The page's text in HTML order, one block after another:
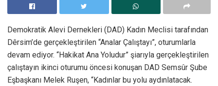
Demokratik Alevi Dernekleri (DAD) Kadın Meclisi tarafından
Dêrsim’de gerçekleştirilen “Analar Çalıştayı”, oturumlarla
devam ediyor. “Hakikat Ana Yoludur” şiarıyla gerçekleştirilen
çalıştayın ikinci oturumu öncesi konuşan DAD Semsûr Şube
Eşbaşkanı Melek Ruşen, “Kadınlar bu yolu aydınlatacak.